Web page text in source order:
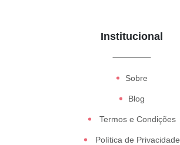
Institucional
Sobre
Blog
Termos e Condições
Política de Privacidade